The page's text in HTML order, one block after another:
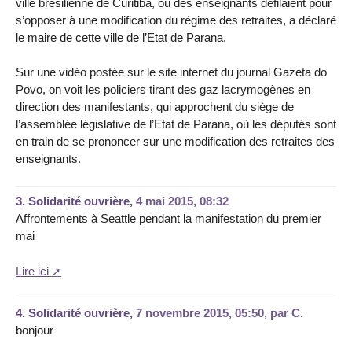
s’opposer à une modification du régime des retraites, a déclaré
le maire de cette ville de l’Etat de Parana.
Sur une vidéo postée sur le site internet du journal Gazeta do
Povo, on voit les policiers tirant des gaz lacrymogènes en
direction des manifestants, qui approchent du siège de
l’assemblée législative de l’Etat de Parana, où les députés sont
en train de se prononcer sur une modification des retraites des
enseignants.
3. Solidarité ouvrière, 4 mai 2015, 08:32
Affrontements à Seattle pendant la manifestation du premier
mai
Lire ici
4. Solidarité ouvrière, 7 novembre 2015, 05:50, par C.
bonjour